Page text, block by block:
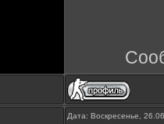
Дата: Воскресенье,